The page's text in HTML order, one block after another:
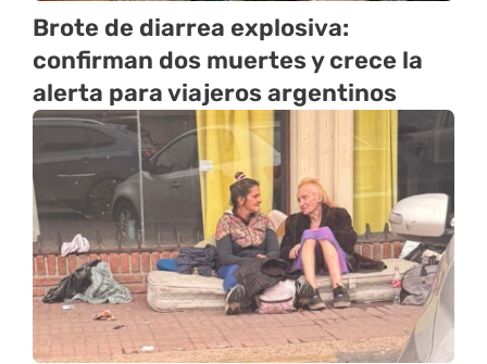
Brote de diarrea explosiva:
confirman dos muertes y crece la
alerta para viajeros argentinos